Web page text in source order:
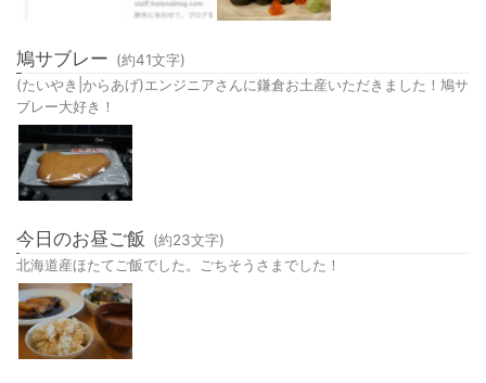
鳩サブレー (約41文字)
(たいやき|からあげ)エンジニアさんに鎌倉お土産いただきました！鳩サ
ブレー大好き！
今日のお昼ご飯 (約23文字)
北海道産ほたてご飯でした。ごちそうさまでした！